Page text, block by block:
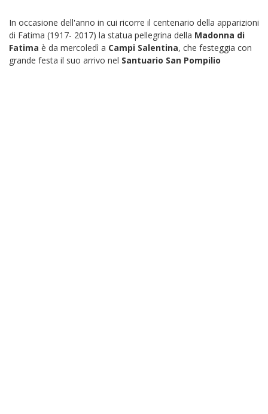
In occasione dell'anno in cui ricorre il centenario della apparizioni
di Fatima (1917- 2017) la statua pellegrina della Madonna di
Fatima è da mercoledì a Campi Salentina, che festeggia con
grande festa il suo arrivo nel Santuario San Pompilio